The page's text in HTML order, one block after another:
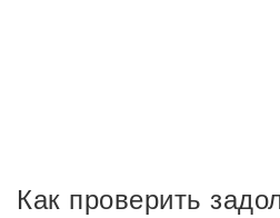
Как проверить